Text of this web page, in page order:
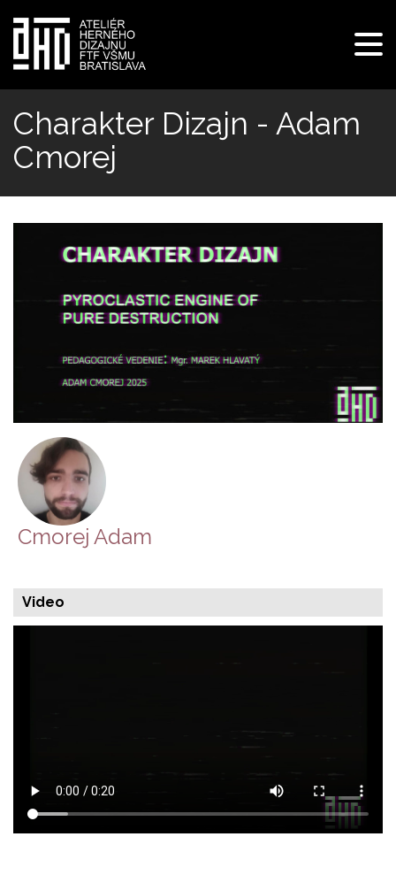
Skočiť
na
hlavný
obsah
Charakter Dizajn - Adam
Cmorej
Cmorej Adam
Video